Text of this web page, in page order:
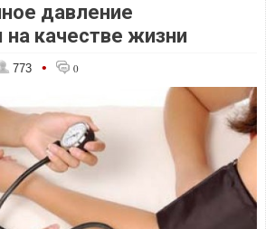
давление
на качестве жизни
773 • 0